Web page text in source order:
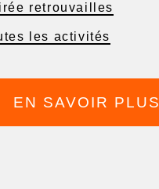
retrouvailles
les activités
EN SAVOIR PLUS